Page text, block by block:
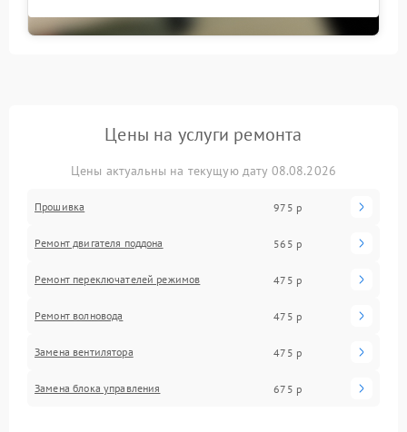
Цены на услуги ремонта
Цены актуальны на текущую дату 08.08.2026
Прошивка 975 р
Ремонт двигателя поддона 565 р
Ремонт переключателей режимов 475 р
Ремонт волновода 475 р
Замена вентилятора 475 р
Замена блока управления 675 р